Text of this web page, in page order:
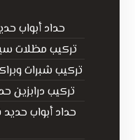
حداد أبواب حديد
تركيب مظلات سيارات
تركيب شبرات وبراكن
تركيب درابزين حديد